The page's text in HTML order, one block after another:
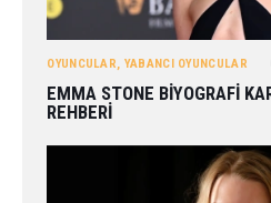
OYUNCULAR, YABANCI OYUNCULAR
EMMA STONE BIYOGRAFI
REHBERI